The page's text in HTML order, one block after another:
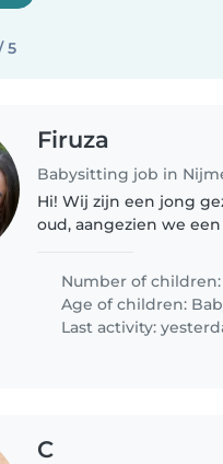
5
Firuza
Babysitting job in
Hi! Wij zijn een jong
oud, aangezien we
ervaring heeft met
Number of children:
Age of children:
Last activity:
C